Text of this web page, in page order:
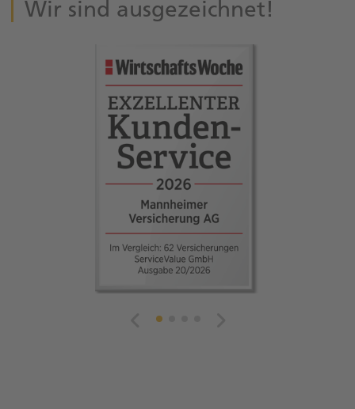
Wir sind ausgezeichnet!